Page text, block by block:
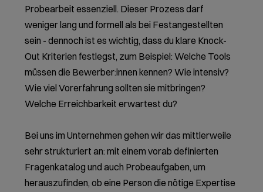
Probearbeit essenziell. Dieser Prozess darf
weniger lang und formell als bei Festangestellten
sein - dennoch ist es wichtig, dass du klare Knock-
Out Kriterien festlegst, zum Beispiel: Welche Tools
müssen die Bewerber:innen kennen? Wie intensiv?
Wie viel Vorerfahrung sollten sie mitbringen?
Welche Erreichbarkeit erwartest du?
Bei uns im Unternehmen gehen wir das mittlerweile
sehr strukturiert an: mit einem vorab definierten
Fragenkatalog und auch Probeaufgaben, um
herauszufinden, ob eine Person die nötige Expertise